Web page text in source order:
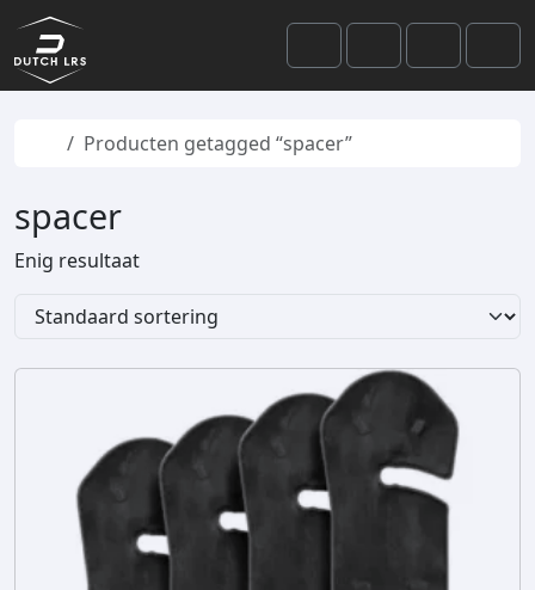
Skip to content
Skip to footer
SearchAccount
Cart
Home
Producten getagged “spacer”
spacer
Enig resultaat